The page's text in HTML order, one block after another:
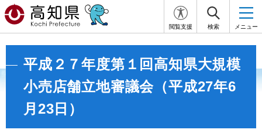
閲覧支援 検索 メニュー
平成２７年度第１回高知県大規模
小売店舗立地審議会（平成27年6
月23日）